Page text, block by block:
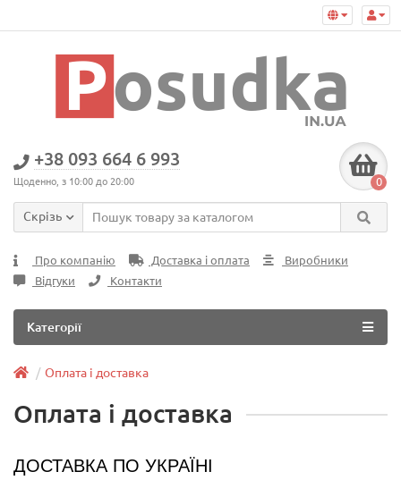
+38 093 664 6 993
Щоденно, з 10:00 до 20:00 0
Скрізь
Про компанію Доставка і оплата
Виробники
Відгуки
Контакти
Категорії
Оплата і доставка
Оплата і доставка
ДОСТАВКА ПО УКРАЇНІ